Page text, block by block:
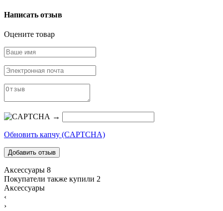
Написать отзыв
Оцените товар
→
Обновить капчу (CAPTCHA)
Аксессуары 8
Покупатели также купили 2
Аксессуары
‹
›